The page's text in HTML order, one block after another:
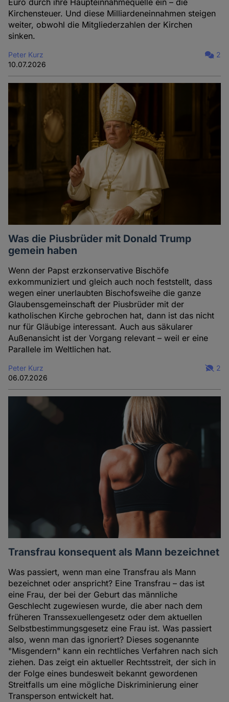
Kirchensteuer. Und diese Milliardeneinnahmen steigen
weiter, obwohl die Mitgliederzahlen der Kirchen
sinken.
Peter Kurz
10.07.2026
2
Was die Piusbrüder mit Donald Trump
gemein haben
Wenn der Papst erzkonservative Bischöfe
exkommuniziert und gleich auch noch feststellt, dass
wegen einer unerlaubten Bischofsweihe die ganze
Glaubensgemeinschaft der Piusbrüder mit der
katholischen Kirche gebrochen hat, dann ist das nicht
nur für Gläubige interessant. Auch aus säkularer
Außenansicht ist der Vorgang relevant – weil er eine
Parallele im Weltlichen hat.
Peter Kurz
06.07.2026
2
Transfrau konsequent als Mann bezeichnet
Was passiert, wenn man eine Transfrau als Mann
bezeichnet oder anspricht? Eine Transfrau – das ist
eine Frau, der bei der Geburt das männliche
Geschlecht zugewiesen wurde, die aber nach dem
früheren Transsexuellengesetz oder dem aktuellen
Selbstbestimmungsgesetz eine Frau ist. Was passiert
also, wenn man das ignoriert? Dieses sogenannte
"Misgendern" kann ein rechtliches Verfahren nach sich
ziehen. Das zeigt ein aktueller Rechtsstreit, der sich in
der Folge eines bundesweit bekannt gewordenen
Streitfalls um eine mögliche Diskriminierung einer
Transperson entwickelt hat.